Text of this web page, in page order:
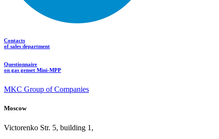
Contacts
of sales department
Questionnaire
on gas genset Mini-MPP
MKC Group of Companies
Moscow
Victorenko Str. 5, building 1,